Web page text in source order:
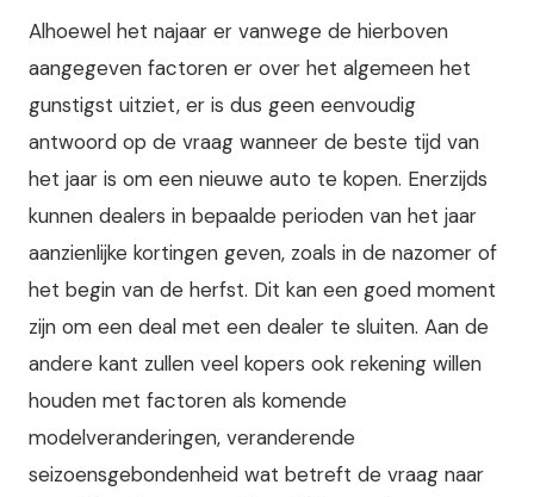
Alhoewel het najaar er vanwege de hierboven
aangegeven factoren er over het algemeen het
gunstigst uitziet, er is dus geen eenvoudig
antwoord op de vraag wanneer de beste tijd van
het jaar is om een nieuwe auto te kopen. Enerzijds
kunnen dealers in bepaalde perioden van het jaar
aanzienlijke kortingen geven, zoals in de nazomer of
het begin van de herfst. Dit kan een goed moment
zijn om een deal met een dealer te sluiten. Aan de
andere kant zullen veel kopers ook rekening willen
houden met factoren als komende
modelveranderingen, veranderende
seizoensgebondenheid wat betreft de vraag naar